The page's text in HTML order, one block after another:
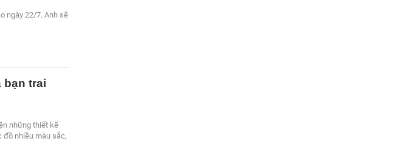
ngày 22/7. Anh sẽ
bạn trai
những thiết kế
đồ nhiều màu sắc,